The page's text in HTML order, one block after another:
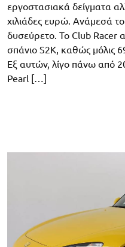
εργοστασιακά δείγματα
χιλιάδες ευρώ. Ανάμεσά
δυσεύρετο. Το Club Racer
σπάνιο S2K, καθώς μόλις
Εξ αυτών, λίγο πάνω από
Pearl […]